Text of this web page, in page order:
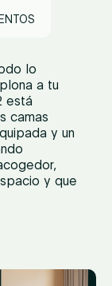
lo
a tu
está
camas
y un
y que